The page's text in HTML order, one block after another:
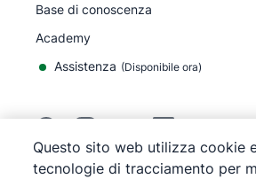
Base di conoscenza
Academy
Assistenza (Disponibile ora)
©2026Pipedrive
Questo sito web utilizza cookie
tecnologie di tracciamento per